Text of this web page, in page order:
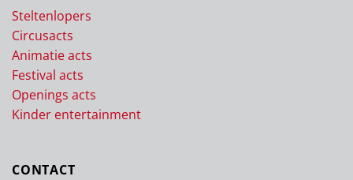
Steltenlopers
Circusacts
Animatie acts
Festival acts
Openings acts
Kinder entertainment
CONTACT